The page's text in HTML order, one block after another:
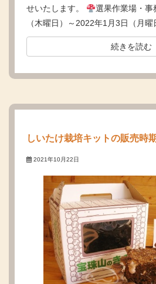
せいたします。
選果作業場・事
（木曜日）～2022年1月3日（月
続きを読む
しいたけ栽培キットの販売時
2021年10月22日